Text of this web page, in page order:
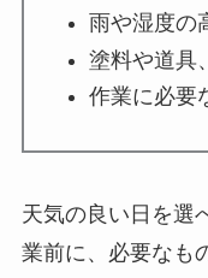
雨や湿度の
塗料や道具
作業に必要
天気の良い日を選
業前に、必要なも